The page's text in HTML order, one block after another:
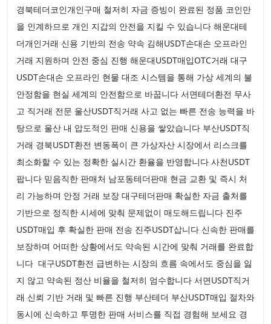
경북테더코인개인구매 철저히 자금 증빙이 완료된 정품 코인만
을 인계하므로 개인 지갑의 안전을 지킬 수 있습니다 해운대테
더개인거래 신용 기반의 전송 약속 김해USDT손대손 오프라인
거래 지원하며 안전 중심 진행 해운대USDT매입OTC거래 대구
USDT손대손 오프라인 현물 대조 시스템을 통해 가상 세계의 불
안정함을 현실 세계의 안전함으로 바꿉니다 서면테더환전 무사
고 직거래 전문 울산USDT직거래 사고 없는 빠른 전송 능력을 바
탕으로 울산 내 압도적인 판매 신용을 쌓았습니다 부산USDT직
거래 경북USDT환전 변동폭이 큰 가상자산 시장에서 리스크를
최소화할 수 있는 정확한 실시간 환율을 반영합니다 사천USDT
팝니다 믿음직한 판매처 남포동테더판매 현금 교환 및 즉시 처
리 가능하며 안정 거래 보장 대구테더판매 확실한 자금 출처를
기반으로 정직한 시세에 맞춰 문제없이 매도해드립니다 진주
USDT매입 후 확실한 판매 전송 진주USDT삽니다 신속한 판매를
보장하며 어떠한 상황에서도 약속된 시간에 맞춰 거래를 완료합
니다 대구USDT환전 급변하는 시장의 흐름 속에서도 중심을 잃
지 않고 약속된 정산 비율을 철저히 엄수합니다 서면USDT직거
래 신뢰 기반 거래 및 빠른 진행 부산테더 부산USDT매입 절차와
동시에 신속하고 투명한 판매 서비스를 직접 경험해 보세요 경